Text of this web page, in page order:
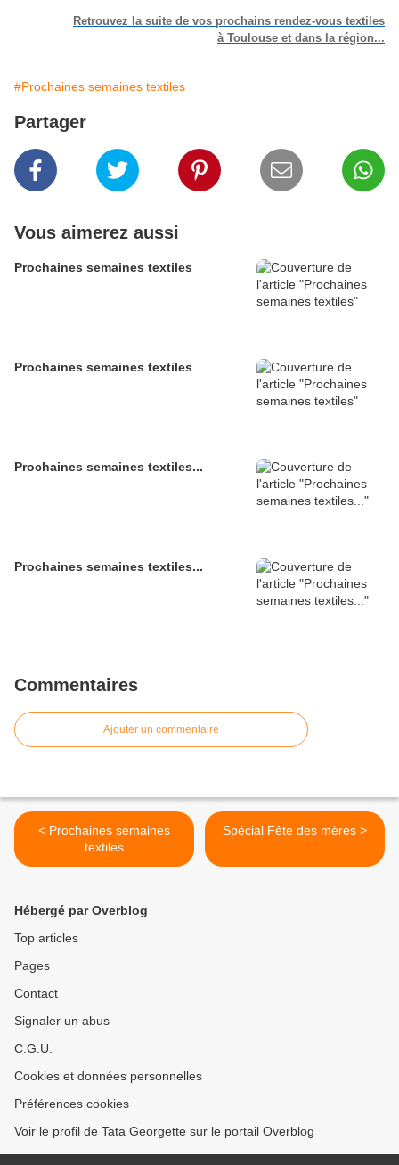
Retrouvez la suite de vos prochains rendez-vous textiles
à Toulouse et dans la région...
#Prochaines semaines textiles
Partager
Vous aimerez aussi
Prochaines semaines textiles
Prochaines semaines textiles
Prochaines semaines textiles...
Prochaines semaines textiles...
Commentaires
Ajouter un commentaire
< Prochaines semaines
textiles
Spécial Fête des mères >
Hébergé par Overblog
Top articles
Pages
Contact
Signaler un abus
C.G.U.
Cookies et données personnelles
Préférences cookies
Voir le profil de Tata Georgette sur le portail Overblog